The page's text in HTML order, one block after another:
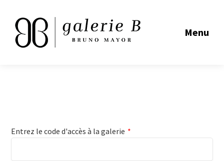
Menu
Entrez le code d'accès à la galerie *